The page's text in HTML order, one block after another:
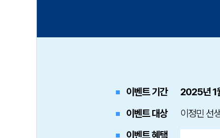
이벤트 기간
2025년 1
이벤트 대상
이정민 선
이벤트 혜택